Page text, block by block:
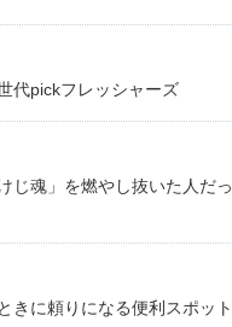
代pickフレッシャーズ
じ魂」を燃やし抜いた人だっ
きに頼りになる便利スポット